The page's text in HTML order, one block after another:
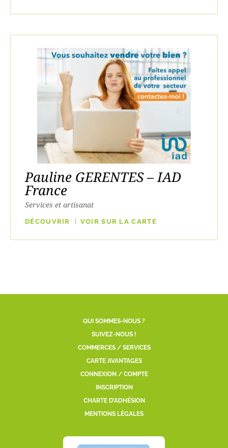
Pauline GERENTES – IAD
France
Services et artisanat
DÉCOUVRIR VOIR SUR LA CARTE
QUI SOMMES-NOUS ?
SUIVEZ-NOUS !
COMMERCES / SERVICES
CARTE AVANTAGES
CONNEXION / COMPTE
INSCRIPTION
CHARTE D’ADHÉSION
MENTIONS LÉGALES